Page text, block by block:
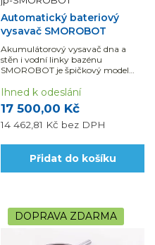
Automatický bateriový
vysavač SMOROBOT
Akumulátorový vysavač dna a
stěn i vodní linky bazénu
SMOROBOT je špičkový model
o velikosti 40 m².
17 500,00 Kč
14 462,81 Kč bez DPH
Ihned k odeslání
Přidat do košíku
DOPRAVA ZDARMA